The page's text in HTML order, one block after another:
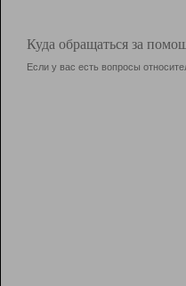
Куда обращаться за
Если у вас есть вопросы